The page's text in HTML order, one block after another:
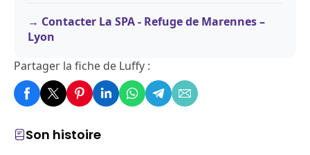
Son histoire
Contacter La SPA - Refuge de Marennes –
Lyon
Partager la fiche de Luffy :